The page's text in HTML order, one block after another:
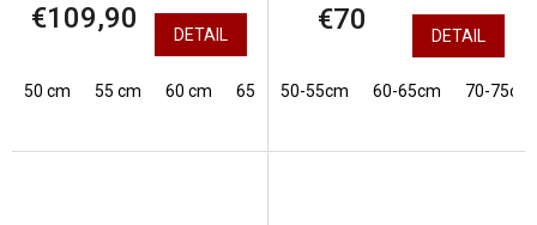
€109,90 DETAIL
50 cm 55 cm 60 cm 65 cm 70 cm 75 cm
€70 DETAIL
50-55cm 60-65cm 70-75cm